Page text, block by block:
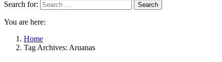
Search for:
Search
You are here:
Home
Tag Archives: Aruanas